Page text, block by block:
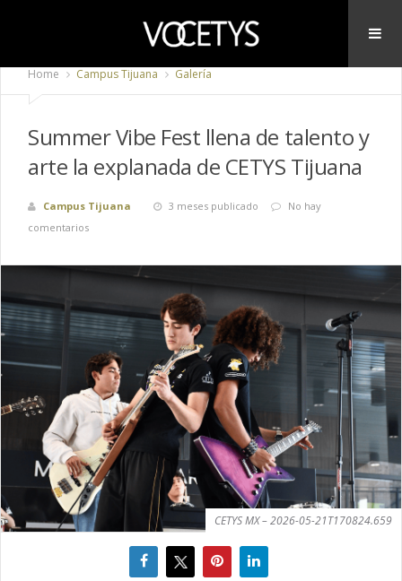
Home Campus Tijuana Galería
Summer Vibe Fest llena de talento y
arte la explanada de CETYS Tijuana
Campus Tijuana 3 meses publicado
No hay
comentarios
CETYS MX – 2026-05-21T170824.659